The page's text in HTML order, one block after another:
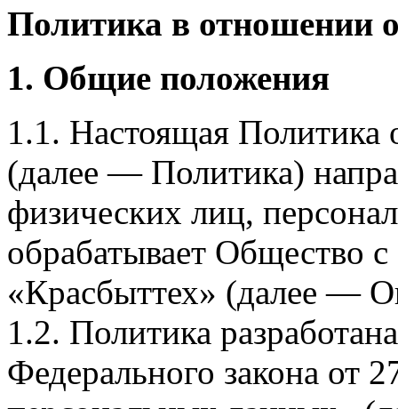
Политика в отношении
1. Общие положения
1.1. Настоящая Политика
(далее — Политика)
физических лиц,
обрабатывает Общество
«Красбыттех» (далее —
1.2. Политика
Федерального закона